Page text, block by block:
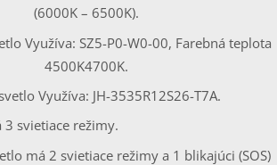
(6000K – 6500K).
Využíva: SZ5-P0-W0-00, Farebná teplota
4500K4700K.
Využíva: JH-3535R12S26-T7A.
svietiace režimy.
má 2 svietiace režimy a 1 blikajúci (SOS)